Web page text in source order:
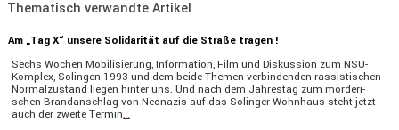
Thematisch verwandte Artikel
Am „Tag X“ unsere Solidarität auf die Straße tragen !
Sechs Wochen Mobili­sie­rung, Infor­ma­tion, Film und Diskus­sion zum NSU-
Komplex, Solingen 1993 und dem beide Themen verbin­denden rassis­ti­schen
Normal­zu­stand liegen hinter uns. Und nach dem Jahrestag zum mörde­ri­
schen Brand­an­schlag von Neonazis auf das Solinger Wohnhaus steht jetzt
auch der zweite Termin…